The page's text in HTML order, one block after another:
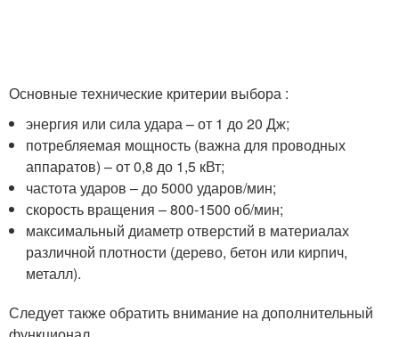
Основные технические критерии выбора :
энергия или сила удара – от 1 до 20 Дж;
потребляемая мощность (важна для проводных
аппаратов) – от 0,8 до 1,5 кВт;
частота ударов – до 5000 ударов/мин;
скорость вращения – 800-1500 об/мин;
максимальный диаметр отверстий в материалах
различной плотности (дерево, бетон или кирпич,
металл).
Следует также обратить внимание на дополнительный